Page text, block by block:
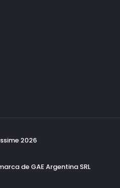
2026
de GAE Argentina SRL